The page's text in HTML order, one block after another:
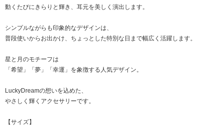
動くたびにきらりと輝き、耳元を美しく演出します。
シンプルながらも印象的なデザインは、
普段使いからお出かけ、ちょっとした特別な日まで幅広く活躍します。
星と月のモチーフは
「希望」「夢」「幸運」を象徴する人気デザイン。
LuckyDreamの想いを込めた、
やさしく輝くアクセサリーです。
【サイズ】